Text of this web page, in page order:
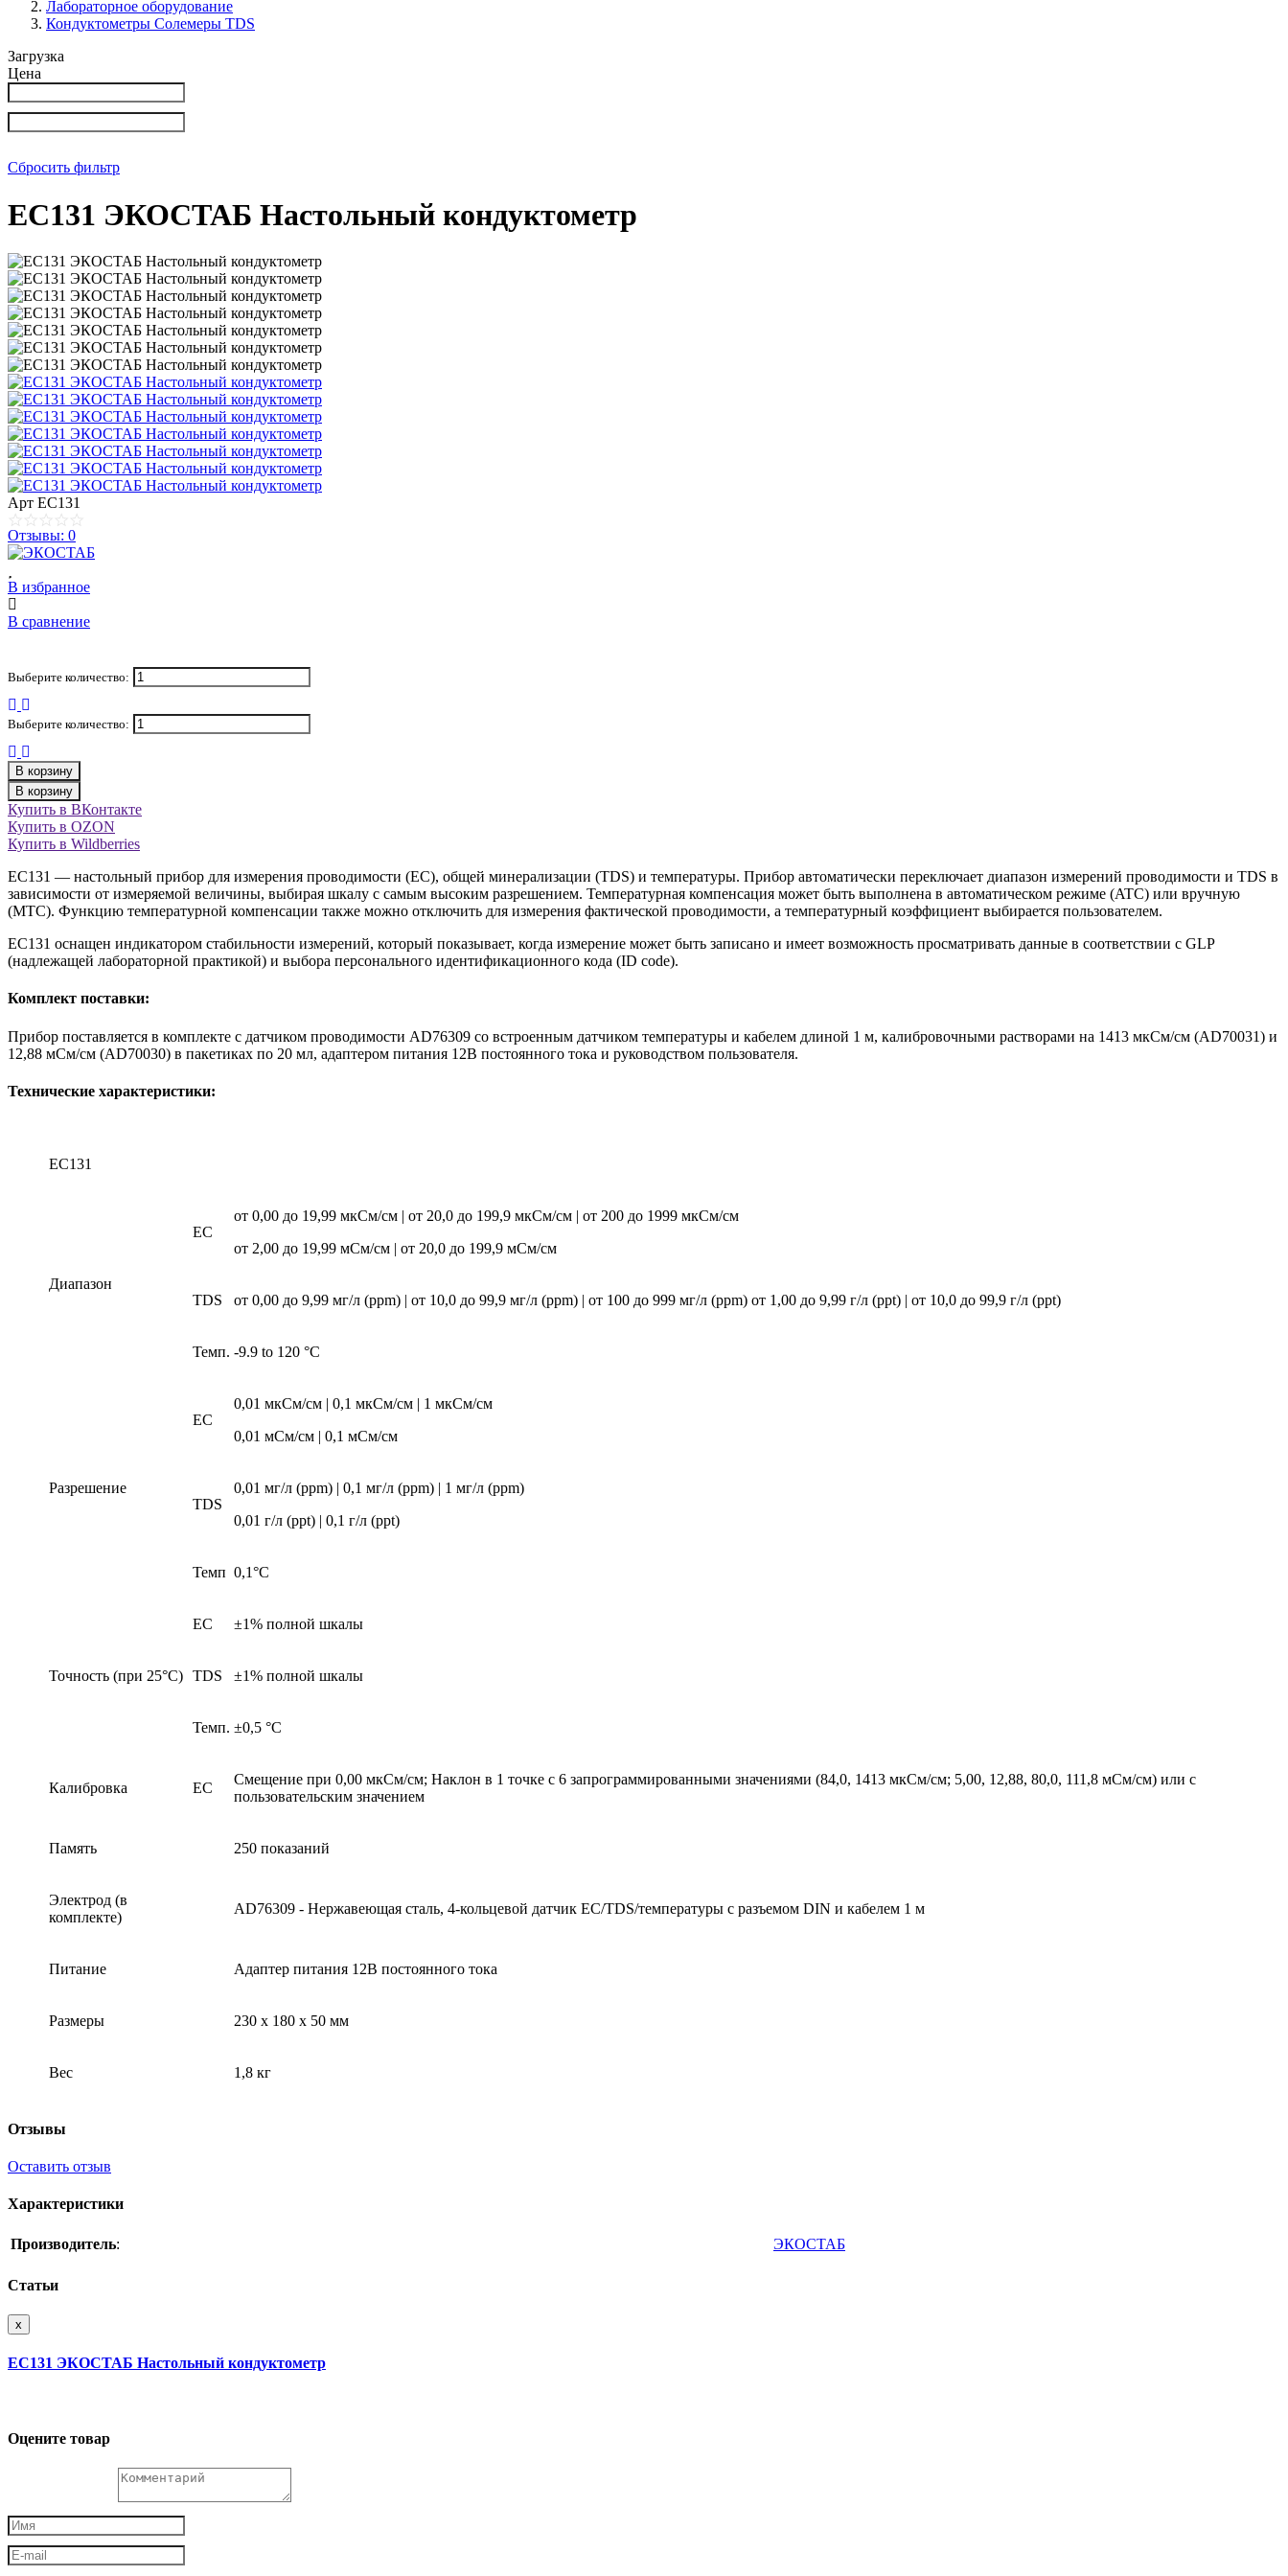
Лабораторное оборудование
Кондуктометры Солемеры TDS
Загрузка
Цена
Сбросить фильтр
EC131 ЭКОСТАБ Настольный кондуктометр
Арт EC131
Отзывы: 0
В избранное
В сравнение
Выберите количество:
Выберите количество:
В корзину
В корзину
Купить в ВКонтакте
Купить в OZON
Купить в Wildberries
EC131 — настольный прибор для измерения проводимости (EC), общей минерализации (TDS) и температуры. Прибор автоматически переключает диапазон измерений проводимости и TDS в
зависимости от измеряемой величины, выбирая шкалу с самым высоким разрешением. Температурная компенсация может быть выполнена в автоматическом режиме (ATC) или вручную
(MTC). Функцию температурной компенсации также можно отключить для измерения фактической проводимости, а температурный коэффициент выбирается пользователем.
EC131 оснащен индикатором стабильности измерений, который показывает, когда измерение может быть записано и имеет возможность просматривать данные в соответствии с GLP
(надлежащей лабораторной практикой) и выбора персонального идентификационного кода (ID code).
Комплект поставки:
Прибор поставляется в комплекте с датчиком проводимости AD76309 со встроенным датчиком температуры и кабелем длиной 1 м, калибровочными растворами на 1413 мкСм/см (AD70031) и
12,88 мСм/см (AD70030) в пакетиках по 20 мл, адаптером питания 12В постоянного тока и руководством пользователя.
Технические характеристики:
EC131
Диапазон
EC
от 0,00 до 19,99 мкСм/см | от 20,0 до 199,9 мкСм/см | от 200 до 1999 мкСм/см
от 2,00 до 19,99 мСм/см | от 20,0 до 199,9 мСм/см
TDS от 0,00 до 9,99 мг/л (ppm) | от 10,0 до 99,9 мг/л (ppm) | от 100 до 999 мг/л (ppm) от 1,00 до 9,99 г/л (ppt) | от 10,0 до 99,9 г/л (ppt)
Темп. -9.9 to 120 °C
Разрешение
EC
0,01 мкСм/см | 0,1 мкСм/см | 1 мкСм/см
0,01 мСм/см | 0,1 мСм/см
TDS
0,01 мг/л (ppm) | 0,1 мг/л (ppm) | 1 мг/л (ppm)
0,01 г/л (ppt) | 0,1 г/л (ppt)
Темп 0,1°С
Точность (при 25°C)
EC ±1% полной шкалы
TDS ±1% полной шкалы
Темп. ±0,5 °С
Калибровка EC
Смещение при 0,00 мкСм/см; Наклон в 1 точке с 6 запрограммированными значениями (84,0, 1413 мкСм/см; 5,00, 12,88, 80,0, 111,8 мСм/см) или с
пользовательским значением
Память 250 показаний
Электрод (в
комплекте)
AD76309 - Нержавеющая сталь, 4-кольцевой датчик EC/TDS/температуры с разъемом DIN и кабелем 1 м
Питание Адаптер питания 12В постоянного тока
Размеры 230 х 180 х 50 мм
Вес 1,8 кг
Отзывы
Оставить отзыв
Характеристики
Производитель: ЭКОСТАБ
Статьи
x
EC131 ЭКОСТАБ Настольный кондуктометр
Оцените товар